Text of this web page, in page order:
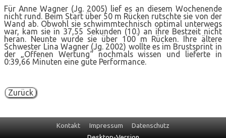
Für Anne Wagner (Jg. 2005) lief es an diesem Wochenende
nicht rund. Beim Start über 50 m Rücken rutschte sie von der
Wand ab. Obwohl sie schwimmtechnisch optimal unterwegs
war, kam sie in 37,55 Sekunden (10.) an ihre Bestzeit nicht
heran. Neunte wurde sie über 100 m Rücken. Ihre ältere
Schwester Lina Wagner (Jg. 2002) wollte es im Brustsprint in
der „Offenen Wertung“ nochmals wissen und lieferte in
0:39,66 Minuten eine gute Performance.
Zurück
Navigation
überspringen
Kontakt Impressum Datenschutz